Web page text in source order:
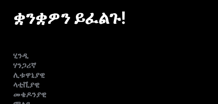
ቋንቋዎን ይፈልጉ!
ሂንዲ
ሃንጋሪኛ
ሊቱዋኒያዊ
ላቲቪያዊ
መቄዶንያዊ